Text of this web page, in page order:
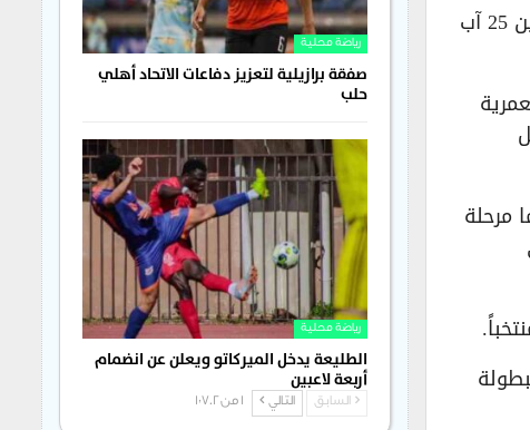
وستقام مباريات المجموعة بنظام التجمع المركزي في العاصمة الأوزبكية طشقند، خلال الفترة الممتدة بين 25 آب
مرحلة
البطولة
رياضة محلية
صفقة برازيلية لتعزيز دفاعات الاتحاد أهلي
حلب
رياضة محلية
الطليعة يدخل الميركاتو ويعلن عن انضمام
أربعة لاعبين
السابق التالي 1 من 1٬702